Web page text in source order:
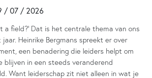
/ 07 / 2026
a field?’ Dat is het centrale thema van ons
Heinrike Bergmans spreekt er over
een benadering die leiders helpt om
blijven in een steeds veranderend
Want leiderschap zit niet alleen in wat je